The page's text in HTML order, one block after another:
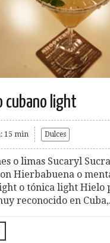
cubano light
15 min Dulces
o limas Sucaryl
Hierbabuena o
o tónica light Hielo
reconocido en